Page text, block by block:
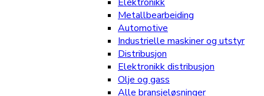
Metallbearbeiding
Automotive
Industrielle maskiner og utstyr
Distribusjon
Elektronikk distribusjon
Olje og gass
Alle bransjeløsninger